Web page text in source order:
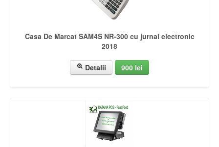
Casa De Marcat SAM4S NR-300 cu jurnal electronic
2018
Detalii 900 lei